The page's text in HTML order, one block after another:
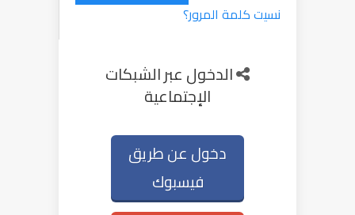
نسيت كلمة المرور؟
الدخول عبر الشبكات
الإجتماعية
دخول عن طريق
فيسبوك